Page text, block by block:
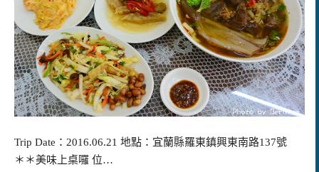
Trip Date：2016.06.21 地點：宜蘭縣羅東鎮興東南路137號
＊＊美味上桌囉 位…